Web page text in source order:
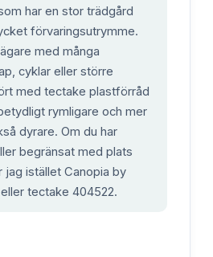
har en stor trädgård
förvaringsutrymme.
med många
cyklar eller större
med tectake plastförråd
rymligare och mer
dyrare. Om du har
begränsat med plats
jag istället Canopia by
tectake 404522.